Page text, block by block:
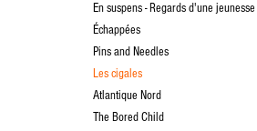
En suspens - Regards d'une jeunesse
Échappées
Pins and Needles
Les cigales
Atlantique Nord
The Bored Child